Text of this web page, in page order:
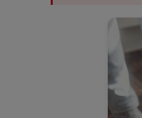
CÓMO SABER SI UN GATO ES